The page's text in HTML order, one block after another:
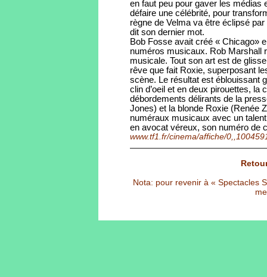
en faut peu pour gaver les médias
défaire une célébrité, pour
règne de Velma va être éclipsé
dit son dernier mot.
Bob Fosse avait créé « Chicago»
numéros musicaux. Rob Marshall
musicale. Tout son art est de
rêve que fait Roxie, superposant
scène. Le résultat est éblouissant
clin d’oeil et en deux pirouettes,
débordements délirants de la
Jones) et la blonde Roxie (Renée
numéraux musicaux avec un
en avocat véreux, son numéro de
www.tf1.fr/cinema/affiche/
Nota: pour revenir à « Spectacles